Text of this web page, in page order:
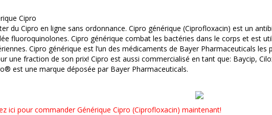
Cipro
du Cipro en ligne sans ordonnance. Cipro générique (Ciprofloxacin) est un
fluoroquinolones. Cipro générique combat les bactéries dans le corps et est
Cipro générique est l’un des médicaments de Bayer Pharmaceuticals
une fraction de son prix! Cipro est aussi commercialisé en tant que: Baycip,
est une marque déposée par Bayer Pharmaceuticals.
ici pour commander Générique Cipro (Ciprofloxacin) maintenant!